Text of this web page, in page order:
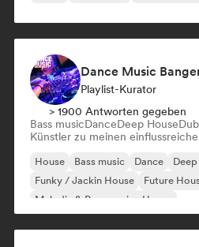
Dance Music
Playlist-Kurator
> 1900 Antworten gegeben
Bass musicDanceDeep House
Künstler zu meinen
House Bass music Dance
Funky / Jackin House
Future
Melodic & Progressive House